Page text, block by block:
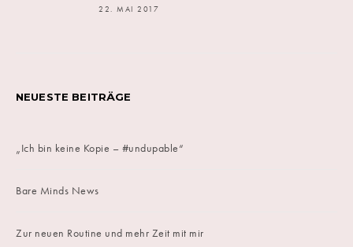
22. MAI 2017
NEUESTE BEITRÄGE
„Ich bin keine Kopie – #undupable“
Bare Minds News
Zur neuen Routine und mehr Zeit mit mir